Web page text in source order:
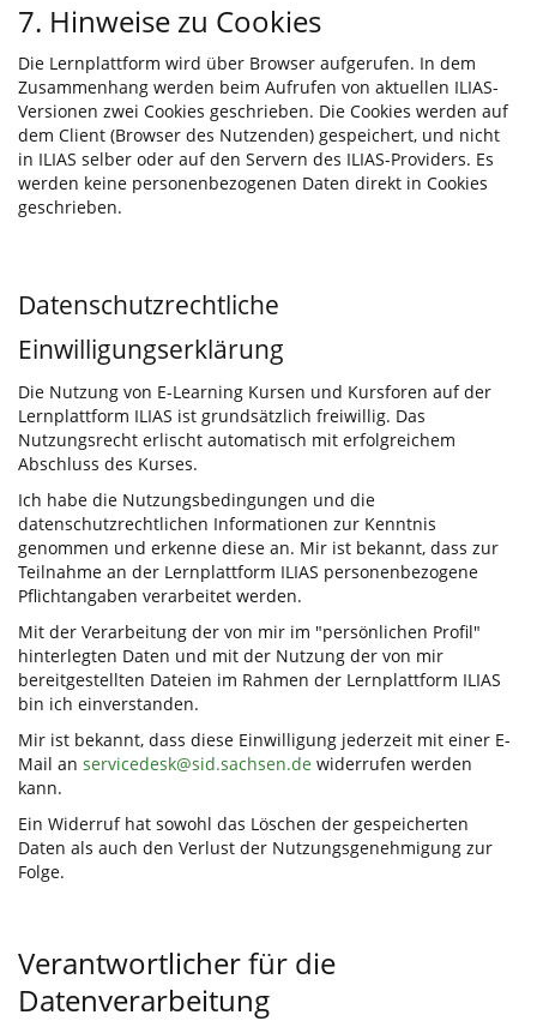
7. Hinweise zu Cookies
Die Lernplattform wird über Browser aufgerufen. In dem
Zusammenhang werden beim Aufrufen von aktuellen ILIAS-
Versionen zwei Cookies geschrieben. Die Cookies werden auf
dem Client (Browser des Nutzenden) gespeichert, und nicht
in ILIAS selber oder auf den Servern des ILIAS-Providers. Es
werden keine personenbezogenen Daten direkt in Cookies
geschrieben.
Datenschutzrechtliche
Einwilligungserklärung
Die Nutzung von E-Learning Kursen und Kursforen auf der
Lernplattform ILIAS ist grundsätzlich freiwillig. Das
Nutzungsrecht erlischt automatisch mit erfolgreichem
Abschluss des Kurses.
Ich habe die Nutzungsbedingungen und die
datenschutzrechtlichen Informationen zur Kenntnis
genommen und erkenne diese an. Mir ist bekannt, dass zur
Teilnahme an der Lernplattform ILIAS personenbezogene
Pflichtangaben verarbeitet werden.
Mit der Verarbeitung der von mir im "persönlichen Profil"
hinterlegten Daten und mit der Nutzung der von mir
bereitgestellten Dateien im Rahmen der Lernplattform ILIAS
bin ich einverstanden.
Mir ist bekannt, dass diese Einwilligung jederzeit mit einer E-
Mail an servicedesk@sid.sachsen.de widerrufen werden
kann.
Ein Widerruf hat sowohl das Löschen der gespeicherten
Daten als auch den Verlust der Nutzungsgenehmigung zur
Folge.
Verantwortlicher für die
Datenverarbeitung